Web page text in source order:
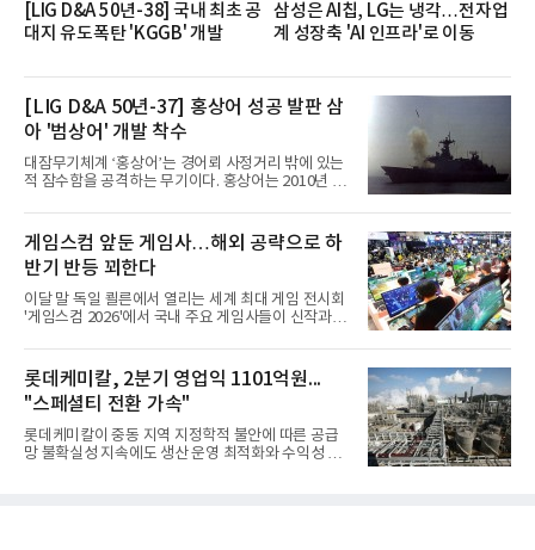
[LIG D&A 50년-38] 국내 최초 공
대지 유도폭탄 'KGGB' 개발
삼성은 AI칩, LG는 냉각…전자업
계 성장축 'AI 인프라'로 이동
[LIG D&A 50년-37] 홍상어 성공 발판 삼
아 '범상어' 개발 착수
대잠무기체계 ‘홍상어’는 경어뢰 사정거리 밖에 있는
적 잠수함을 공격하는 무기이다. 홍상어는 2010년 넥
이뤄졌다. 이후 2012년 한국형 구축함(KDX-1) 이상
의 함정에 실전 배치됐다.그해 7월 해군은 동해상에서
성능 검증을 위해 홍상어 시험발사를 실시했다. 이때
홍상어가 목표 지점에서 입수한 후 표적을 타격하지
못하고 물속에서 멈춰버리는 예상 밖의 일이 벌어졌
다. 2차 품질확인 사격 시험에서도 만족스러운 결과를
얻지 못했다. 완벽한 신뢰성 확보를 위해 LIG넥스원은
분야를
게임스컴 앞둔 게임사…해외 공략으로 하
반기 반등 꾀한다
이달 말 독일 쾰른에서 열리는 세계 최대 게임 전시회
'게임스컴 2026'에서 국내 주요 게임사들이 신작과 글
체별로 엇갈린 가운데 하반기 신작 흥행과 해외 시장
성과가 실적을 좌우할 핵심 변수로 떠오르고 있다.8일
업계에 따르면 올해 상반기 게임업계는 기업별 성적
표가 크게 갈렸다. 대표적으로 크래프톤은 'PUBG: 배
틀그라운드'의 안정적인 성장에 힘입어 상반기 연결
기준 매출 2조6616억원, 영업이익 9725억원으로 역
대 최대 실적을 기록했다. 엔씨도 올해 출시한 '아이온
롯데케미칼, 2분기 영업익 1101억원...
"스페셜티 전환 가속"
롯데케미칼이 중동 지역 지정학적 불안에 따른 공급
망 불확실성 지속에도 생산 운영 최적화와 수익성 중